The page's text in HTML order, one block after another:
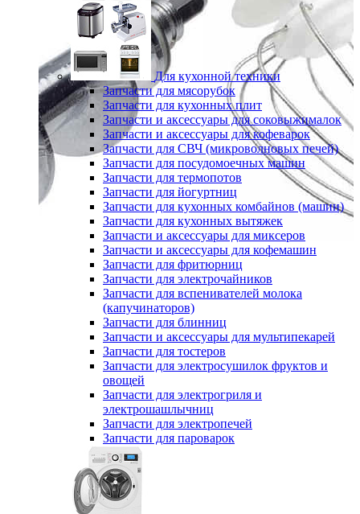
Для кухонной техники
Запчасти для мясорубок
Запчасти для кухонных плит
Запчасти и аксессуары для соковыжималок
Запчасти и аксессуары для кофеварок
Запчасти для СВЧ (микроволновых печей)
Запчасти для посудомоечных машин
Запчасти для термопотов
Запчасти для йогуртниц
Запчасти для кухонных комбайнов (машин)
Запчасти для кухонных вытяжек
Запчасти и аксессуары для миксеров
Запчасти и аксессуары для кофемашин
Запчасти для фритюрниц
Запчасти для электрочайников
Запчасти для вспенивателей молока
(капучинаторов)
Запчасти для блинниц
Запчасти и аксессуары для мультипекарей
Запчасти для тостеров
Запчасти для электросушилок фруктов и
овощей
Запчасти для электрогриля и
электрошашлычниц
Запчасти для электропечей
Запчасти для пароварок